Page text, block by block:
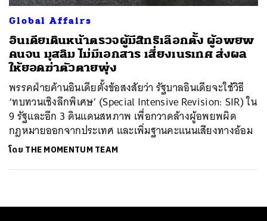
Global Affairs
อินเดียเดินหน้าตรวจผู้มีสิทธิเลือกตั้ง ผู้อพยพ
คนจน มุสลิม ไม่มีเอกสาร เสี่ยงเนรเทศ ส่งผล
ให้ยอดฆ่าตัวตายพุ่ง
พรรคฝ่ายค้านอินเดียตั้งข้อสงสัยว่า รัฐบาลอินเดียจะใช้วิธี
‘ทบทวนเชิงลึกพิเศษ’ (Special Intensive Revision: SIR) ใน
9 รัฐและอีก 3 ดินแดนสหภาพ เพื่อกวาดล้างผู้อพยพผิด
กฎหมายออกจากประเทศ และเพิ่มฐานคะแนนเสียงทางอ้อม
โดย THE MOMENTUM TEAM
SHARE TWEET LINE EMAIL